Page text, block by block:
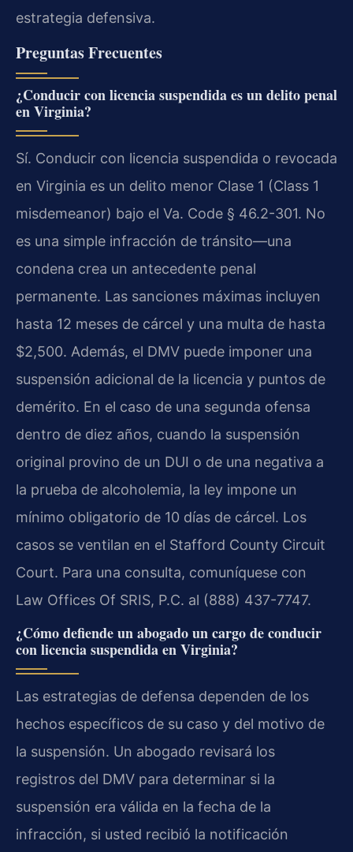
estrategia defensiva.
Preguntas Frecuentes
¿Conducir con licencia suspendida es un delito penal
en Virginia?
Sí. Conducir con licencia suspendida o revocada
en Virginia es un delito menor Clase 1 (Class 1
misdemeanor) bajo el Va. Code § 46.2-301. No
es una simple infracción de tránsito—una
condena crea un antecedente penal
permanente. Las sanciones máximas incluyen
hasta 12 meses de cárcel y una multa de hasta
$2,500. Además, el DMV puede imponer una
suspensión adicional de la licencia y puntos de
demérito. En el caso de una segunda ofensa
dentro de diez años, cuando la suspensión
original provino de un DUI o de una negativa a
la prueba de alcoholemia, la ley impone un
mínimo obligatorio de 10 días de cárcel. Los
casos se ventilan en el Stafford County Circuit
Court. Para una consulta, comuníquese con
Law Offices Of SRIS, P.C. al (888) 437-7747.
¿Cómo defiende un abogado un cargo de conducir
con licencia suspendida en Virginia?
Las estrategias de defensa dependen de los
hechos específicos de su caso y del motivo de
la suspensión. Un abogado revisará los
registros del DMV para determinar si la
suspensión era válida en la fecha de la
infracción, si usted recibió la notificación